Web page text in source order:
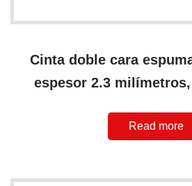
Cinta doble cara
espesor 2.3 milímetros,
Read more